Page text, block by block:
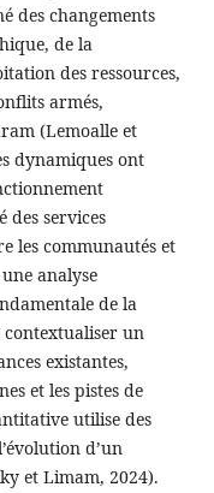
des changements
de la
des ressources,
armés,
(Lemoalle et
dynamiques ont
des services
les communautés et
analyse
de la
un
existantes,
et les pistes de
utilise des
d’un
et Limam, 2024).